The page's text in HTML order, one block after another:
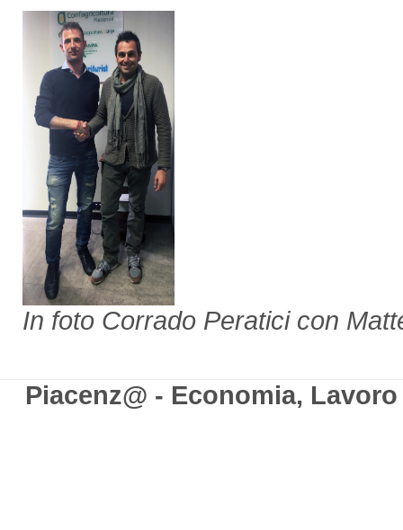
In foto Corrado Peratici con
Piacenz@ - Economia,